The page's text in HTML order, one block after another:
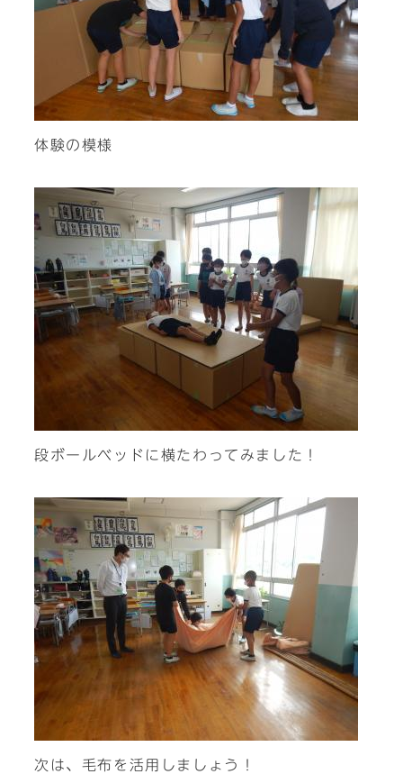
体験の模様
段ボールベッドに横たわってみました！
次は、毛布を活用しましょう！